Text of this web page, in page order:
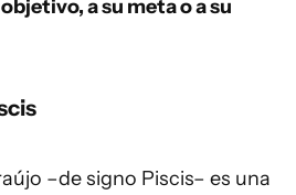
a su meta o a su
–de signo Piscis– es una